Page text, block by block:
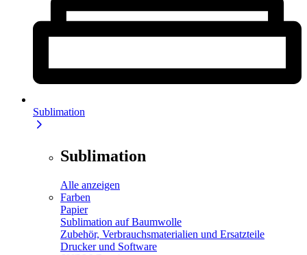
Sublimation
Sublimation
Alle anzeigen
Farben
Papier
Sublimation auf Baumwolle
Zubehör, Verbrauchsmaterialien und Ersatzteile
Drucker und Software